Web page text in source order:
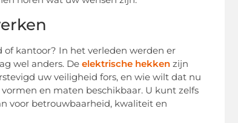
kantoor? In het verleden werden er
wel anders. De elektrische hekken zijn
uw veiligheid fors, en wie wilt dat nu
en maten beschikbaar. U kunt zelfs
voor betrouwbaarheid, kwaliteit en